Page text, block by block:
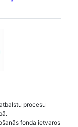
procesu
fonda ietvaros